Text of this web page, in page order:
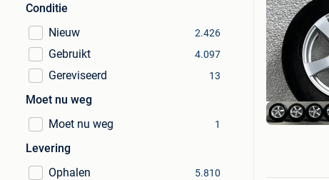
Conditie
Nieuw
2.426
Gebruikt 4.097
Gereviseerd 13
Moet nu weg
Moet nu weg
1
Levering
Ophalen
5.810